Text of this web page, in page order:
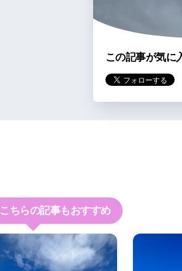
この記事が気に
こちらの記事もおすすめ